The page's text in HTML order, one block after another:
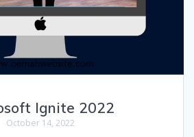
Ignite 2022
October 14, 2022